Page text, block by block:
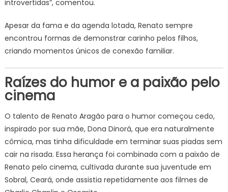
introvertidas”, comentou.
Apesar da fama e da agenda lotada, Renato sempre
encontrou formas de demonstrar carinho pelos filhos,
criando momentos únicos de conexão familiar.
Raízes do humor e a paixão pelo
cinema
O talento de Renato Aragão para o humor começou cedo,
inspirado por sua mãe, Dona Dinorá, que era naturalmente
cômica, mas tinha dificuldade em terminar suas piadas sem
cair na risada. Essa herança foi combinada com a paixão de
Renato pelo cinema, cultivada durante sua juventude em
Sobral, Ceará, onde assistia repetidamente aos filmes de